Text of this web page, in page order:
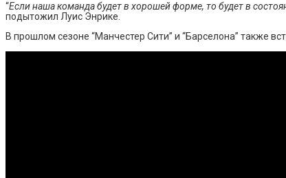
“Если наша команда будет в хорошей форме, то будет в
подытожил Луис Энрике.
В прошлом сезоне “Манчестер Сити” и “Барселона” также